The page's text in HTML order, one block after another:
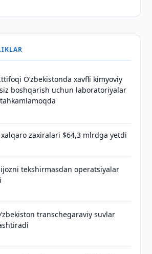
O‘zbekistonda xavfli kimyoviy
boshqarish uchun laboratoriyalar
xalqaro zaxiralari $64,3 mlrdga yetdi
tekshirmasdan operatsiyalar
transchegaraviy suvlar